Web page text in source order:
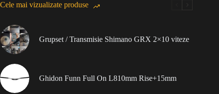
Cele mai vizualizate produse
Grupset / Transmisie Shimano GRX 2×10 viteze
Ghidon Funn Full On L810mm Rise+15mm